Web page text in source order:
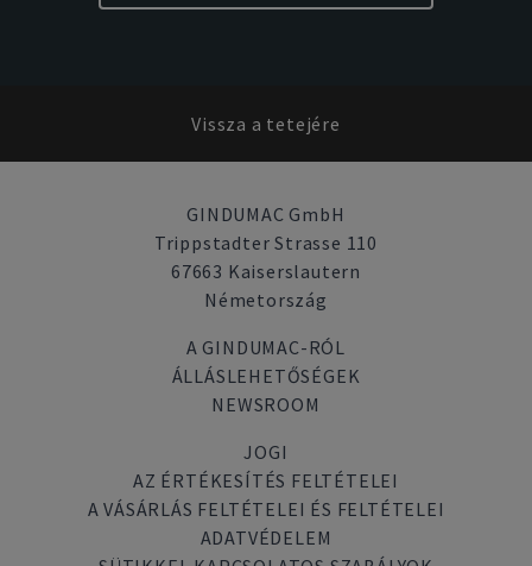
Vissza a tetejére
GINDUMAC GmbH
Trippstadter Strasse 110
67663 Kaiserslautern
Németország
A GINDUMAC-RÓL
ÁLLÁSLEHETŐSÉGEK
NEWSROOM
JOGI
AZ ÉRTÉKESÍTÉS FELTÉTELEI
A VÁSÁRLÁS FELTÉTELEI ÉS FELTÉTELEI
ADATVÉDELEM